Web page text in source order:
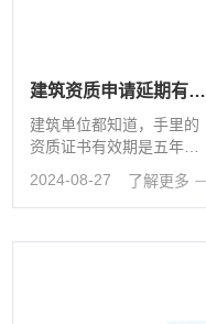
建筑资质申请延期有哪些需要注意的地方?
建筑单位都知道，手里的
资质证书有效期是五年。
延期手续非常重要。如果
错过了延期，···
2024-08-27 了解更多